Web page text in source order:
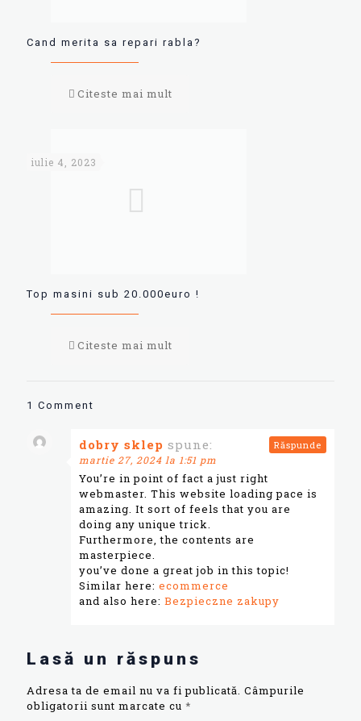
Cand merita sa repari rabla?
Citeste mai mult
iulie 4, 2023
Top masini sub 20.000euro !
Citeste mai mult
1 Comment
dobry sklep spune:
martie 27, 2024 la 1:51 pm
You’re in point of fact a just right
webmaster. This website loading pace is
amazing. It sort of feels that you are
doing any unique trick.
Furthermore, the contents are
masterpiece.
you’ve done a great job in this topic!
Similar here: ecommerce
and also here: Bezpieczne zakupy
Răspunde
Lasă un răspuns
Adresa ta de email nu va fi publicată. Câmpurile
obligatorii sunt marcate cu *